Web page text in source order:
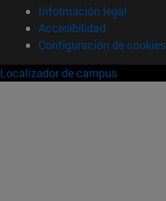
Información legal
Accesibilidad
Configuración de cookies
Localizador de campus